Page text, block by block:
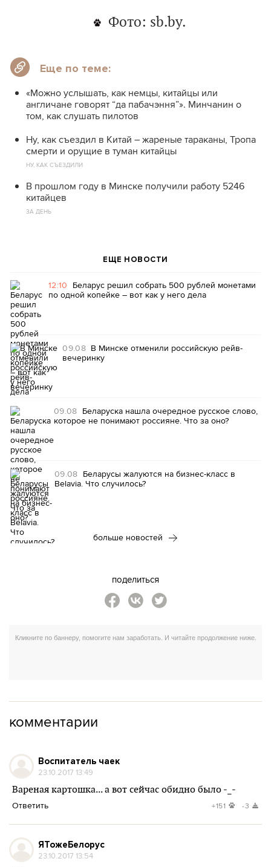
Фото: sb.by.
Еще по теме:
«Можно услышать, как немцы, китайцы или
англичане говорят “да пабачэння”». Минчанин о
том, как слушать пилотов
Ну, как съездил в Китай – жареные тараканы, Тропа
смерти и орущие в туман китайцы
НУ, КАК СЪЕЗДИЛИ
В прошлом году в Минске получили работу 5246
китайцев
ЗА ДЕНЬ
ЕЩЕ НОВОСТИ
12:10 Беларус решил собрать 500 рублей монетами
по одной копейке – вот как у него дела
09.08 В Минске отменили российскую рейв-
вечеринку
09.08 Беларуска нашла очередное русское слово,
которое не понимают россияне. Что за оно?
09.08 Беларусы жалуются на бизнес-класс в
Belavia. Что случилось?
больше новостей
поделиться
комментарии
Воспитатель чаек
23.10.2017 13:49
Вареная картошка... а вот сейчас обидно было -_-
Ответить +151 -3
ЯТожеБелорус
23.10.2017 13:54